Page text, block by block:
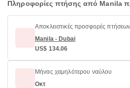
Πληροφορίες πτήσης από Manila
Αποκλειστικές προσφορές πτήσεων
Manila - Dubai
US$ 134.06
Μήνας χαμηλότερου ναύλου
Οκτ